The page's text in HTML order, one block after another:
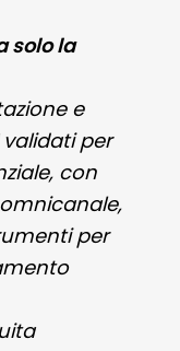
solo la
e
validati per
con
per